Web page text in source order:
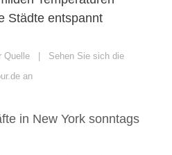
Städte entspannt
Quelle | Sehen Sie sich die
an
in New York sonntags